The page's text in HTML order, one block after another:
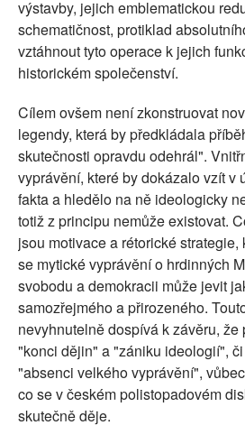
výstavby, jejich emblematickou
schematičnost, protiklad
vztáhnout tyto operace k jejich
historickém společenství.
Cílem ovšem není zkonstruovat
legendy, která by předkládala
skutečnosti opravdu odehrál".
vyprávění, které by dokázalo vzít v
fakta a hledělo na ně ideologicky
totiž z principu nemůže existovat.
jsou motivace a rétorické strategie,
se mytické vyprávění o hrdinných
svobodu a demokracii může jevit
samozřejmého a přirozeného.
nevyhnutelně dospívá k závěru, že
"konci dějin" a "zániku ideologií",
"absenci velkého vyprávění",
co se v českém polistopadovém
skutečně děje.